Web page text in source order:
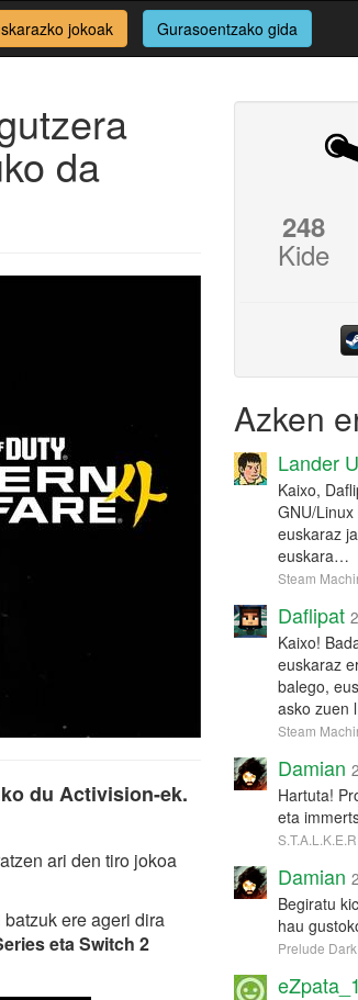
jokoak Gurasoentzako gida
da
du Activision-ek.
ari den tiro jokoa
ere ageri dira
eta Switch 2
248
Kide
Azken
Lander
Kaixo,
GNU/
euskaraz
euskara…
Steam
Daflipat
Kaixo!
euskaraz
balego,
asko zuen
Steam
Damian
Hartuta!
eta
Damian
Begiratu
hau
Prelude